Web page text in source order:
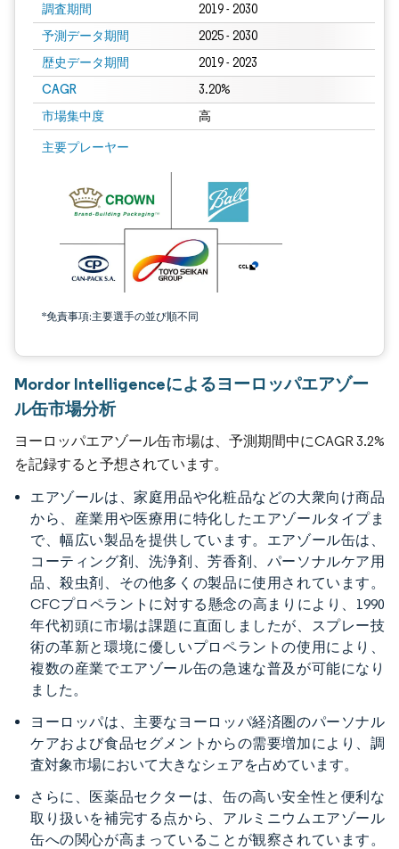
調査期間 2019 - 2030
予測データ期間 2025 - 2030
歴史データ期間 2019 - 2023
CAGR 3.20%
市場集中度 高
主要プレーヤー
*免責事項:主要選手の並び順不同
Mordor Intelligenceによるヨーロッパエアゾー
ル缶市場分析
ヨーロッパエアゾール缶市場は、予測期間中にCAGR 3.2%
を記録すると予想されています。
エアゾールは、家庭用品や化粧品などの大衆向け商品
から、産業用や医療用に特化したエアゾールタイプま
で、幅広い製品を提供しています。エアゾール缶は、
コーティング剤、洗浄剤、芳香剤、パーソナルケア用
品、殺虫剤、その他多くの製品に使用されています。
CFCプロペラントに対する懸念の高まりにより、1990
年代初頭に市場は課題に直面しましたが、スプレー技
術の革新と環境に優しいプロペラントの使用により、
複数の産業でエアゾール缶の急速な普及が可能になり
ました。
ヨーロッパは、主要なヨーロッパ経済圏のパーソナル
ケアおよび食品セグメントからの需要増加により、調
査対象市場において大きなシェアを占めています。
さらに、医薬品セクターは、缶の高い安全性と便利な
取り扱いを補完する点から、アルミニウムエアゾール
缶への関心が高まっていることが観察されています。